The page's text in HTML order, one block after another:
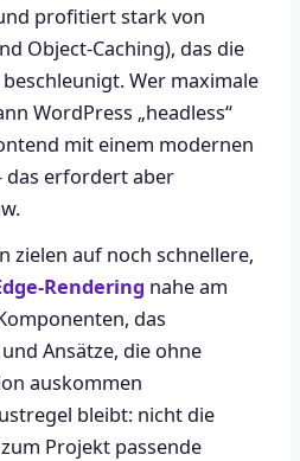
profitiert stark von
Object-Caching), das die
Wer maximale
WordPress „headless“
mit einem modernen
das erfordert aber
zielen auf noch schnellere,
Rendering nahe am
das
Ansätze, die ohne
auskommen
bleibt: nicht die
Projekt passende